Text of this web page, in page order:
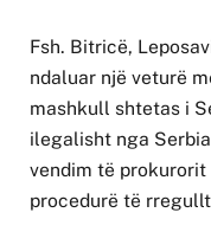
Fsh. Bitricë,
ndaluar një veturë
mashkull shtetas i
ilegalisht nga
vendim të
procedurë të